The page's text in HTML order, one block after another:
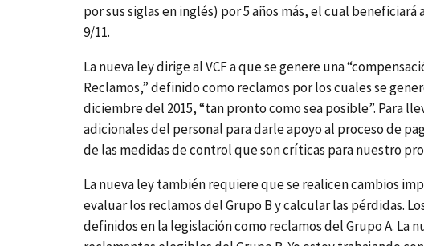
por sus siglas en inglés) por 5 años más, el cual
9/11.
La nueva ley dirige al VCF a que se genere una
Reclamos,” definido como reclamos por los cuales se
diciembre del 2015, “tan pronto como sea posible”. Para
adicionales del personal para darle apoyo al proceso de
de las medidas de control que son críticas para nuestro
La nueva ley también requiere que se realicen cambios
evaluar los reclamos del Grupo B y calcular las pérdidas.
definidos en la legislación como reclamos del Grupo A. La